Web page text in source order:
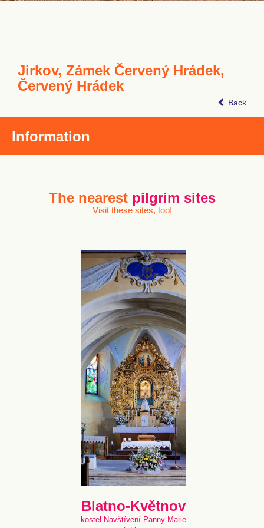
Jirkov, Zámek Červený Hrádek,
Červený Hrádek
Back
Information
The nearest pilgrim sites
Visit these sites, too!
Blatno-Květnov
kostel Navštívení Panny Marie